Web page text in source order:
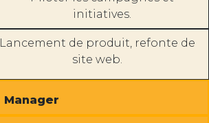
initiatives.
Lancement de produit, refonte de
site web.
Manager